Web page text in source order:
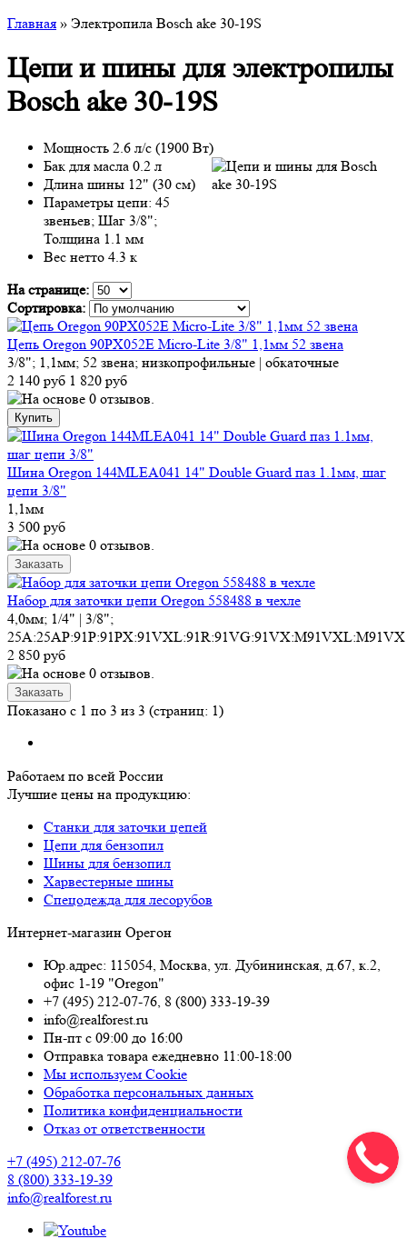
Главная » Электропила Bosch ake 30-19S
Цепи и шины для электропилы
Bosch ake 30-19S
Мощность 2.6 л/с (1900 Вт)
Бак для масла 0.2 л
Длина шины 12" (30 см)
Параметры цепи: 45
звеньев; Шаг 3/8";
Толщина 1.1 мм
Вес нетто 4.3 к
На странице:
Сортировка:
Цепь Oregon 90PX052E Micro-Lite 3/8" 1,1мм 52 звена
3/8"; 1,1мм; 52 звена; низкопрофильные | обкаточные
2 140 руб 1 820 руб
Шина Oregon 144MLEA041 14" Double Guard паз 1.1мм, шаг
цепи 3/8"
1,1мм
3 500 руб
Набор для заточки цепи Oregon 558488 в чехле
4,0мм; 1/4" | 3/8";
25A:25AP:91P:91PX:91VXL:91R:91VG:91VX:M91VXL:M91VX
2 850 руб
Показано с 1 по 3 из 3 (страниц: 1)
Работаем по всей России
Лучшие цены на продукцию:
Станки для заточки цепей
Цепи для бензопил
Шины для бензопил
Харвестерные шины
Спецодежда для лесорубов
Интернет-магазин Орегон
Юр.адрес: 115054, Москва, ул. Дубининская, д.67, к.2,
офис 1-19 "Oregon"
+7 (495) 212-07-76, 8 (800) 333-19-39
info@realforest.ru
Пн-пт с 09:00 до 16:00
Отправка товара ежедневно 11:00-18:00
Мы используем Cookie
Обработка персональных данных
Политика конфиденциальности
Отказ от ответственности
+7 (495) 212-07-76
8 (800) 333-19-39
info@realforest.ru